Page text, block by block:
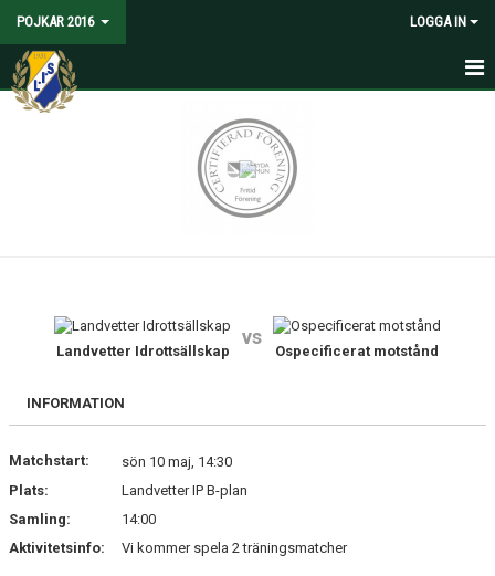
POJKAR 2016 LOGGA IN
HEM
BILDGALLERI
DOKUMENT
Landvetter Idrottsällskap
vs
Ospecificerat motstånd
INFORMATION
Matchstart:
sön 10 maj, 14:30
Plats:
Landvetter IP B-plan
Samling:
14:00
Aktivitetsinfo:
Vi kommer spela 2 träningsmatcher